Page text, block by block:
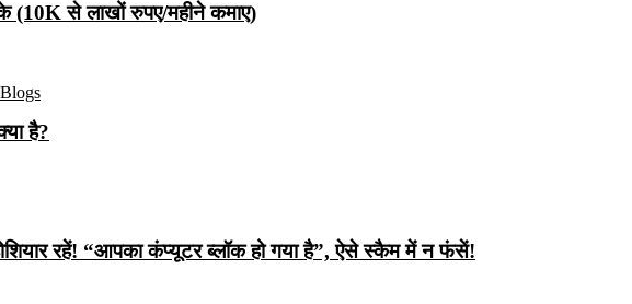
(10K से लाखों रुपए/महीने कमाए)
है?
रहें! “आपका कंप्यूटर ब्लॉक हो गया है”, ऐसे स्कैम में न फंसें!